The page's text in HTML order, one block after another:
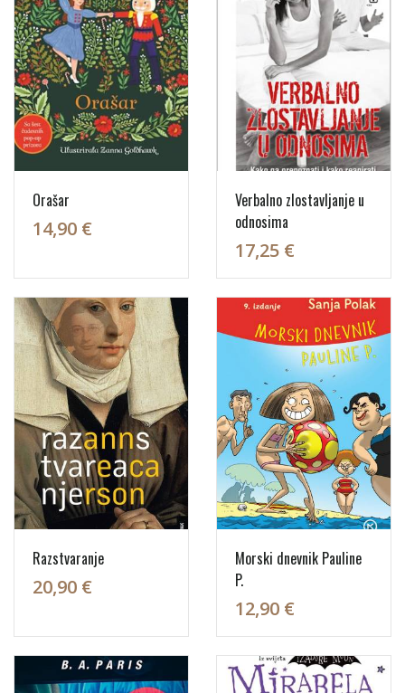
Orašar
14,90 €
Verbalno zlostavljanje u
odnosima
17,25 €
Razstvaranje
20,90 €
Morski dnevnik Pauline
P.
12,90 €